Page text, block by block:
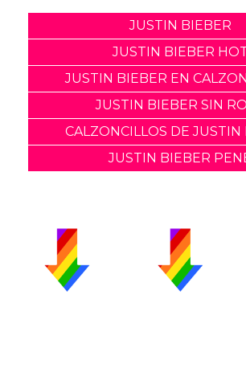
JUSTIN BIEBER
JUSTIN BIEBER
JUSTIN BIEBER EN
JUSTIN BIEBER SIN
CALZONCILLOS DE JUSTIN
JUSTIN BIEBER